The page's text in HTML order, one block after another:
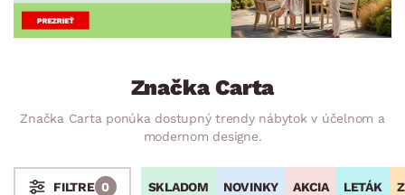
Značka Carta
Značka Carta ponúka dostupný trendy nábytok v účelnom a
modernom designe.
SKLADOM NOVINKY AKCIA LETÁK
FILTRE 0